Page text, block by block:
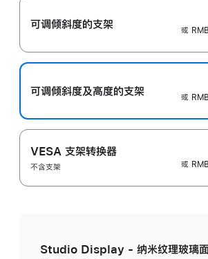
可调倾斜度的支架
或
可调倾斜度及高‍度的支‍架
或
VESA 支架转换器
不含支架
或
Studio Display - 纳米纹理玻璃